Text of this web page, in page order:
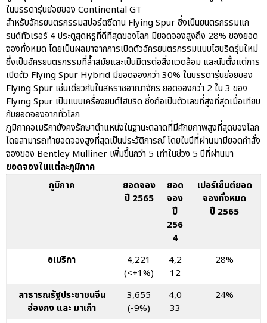
เชื่อมโยง Porsche Community
ผ่าน The Big Screen Speed: AAS
Motorsport Live Experience
aas
AAS Corp
AAS Motorsport
AAS Porsche
Bentley
news
ในบรรดารุ่นย่อยของ Continental GT
สำหรับอัครยนตรกรรมสปอร์ตซีดาน Flying Spur ซึ่งเป็นยนตรกรรมแก
รนด์ทัวเรอร์ 4 ประตูสุดหรูที่ดีที่สุดของโลก มียอดจองสูงถึง 28% ของยอด
จองทั้งหมด โดยเป็นผลมาจากการเปิดตัวอัครยนตรกรรมแบบไฮบริดรุ่นใหม่
ซึ่งเป็นอัครยนตรกรรมที่ล้ำสมัยและเป็นมิตรต่อสิ่งแวดล้อม และนับตั้งแต่การ
เปิดตัว Flying Spur Hybrid มียอดจองกว่า 30% ในบรรดารุ่นย่อยของ
Flying Spur เช่นเดียวกับในสหราชอาณาจักร ยอดจองกว่า 2 ใน 3 ของ
Flying Spur เป็นแบบเครื่องยนต์ไฮบริด ซึ่งถือเป็นตัวเลขที่สูงที่สุดเมื่อเทียบ
กับยอดจองจากทั่วโลก
ภูมิภาคอเมริกายังคงรักษาตำแหน่งในฐานะตลาดที่มีศักยภาพสูงที่สุดของโลก
โดยสามารถทำยอดจองสูงที่สุดเป็นประวัติการณ์ โดยในปีที่ผ่านมามียอดคำสั่ง
จองของ Bentley Mulliner เพิ่มขึ้นกว่า 5 เท่าในช่วง 5 ปีที่ผ่านมา
ยอดจองในแต่ละภูมิภาค
ภูมิภาค
ยอดจอง
ปี 2565
ยอด
จอง
ปี
256
4
เปอร์เซ็นต์ยอด
จองทั้งหมด
ปี 2565
อเมริกา
4,221
(<+1%)
4,2
12
28%
สาธารณรัฐประชาชนจีน
ฮ่องกง และ มาเก๊า
3,655
(-9%)
4,0
33
24%